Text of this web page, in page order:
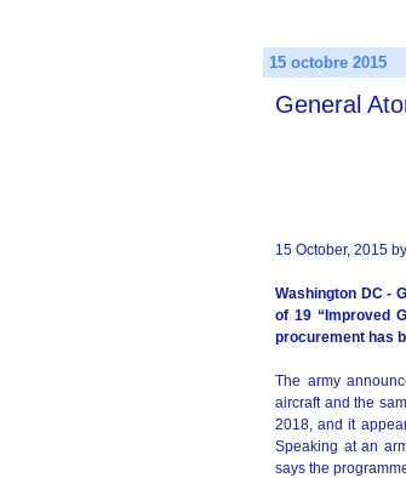
15 octobre 2015
General
15 October, 2015 by
Washington DC -
of 19 “Improved
procurement has
The army
aircraft and the
2018, and it
Speaking at an
says the